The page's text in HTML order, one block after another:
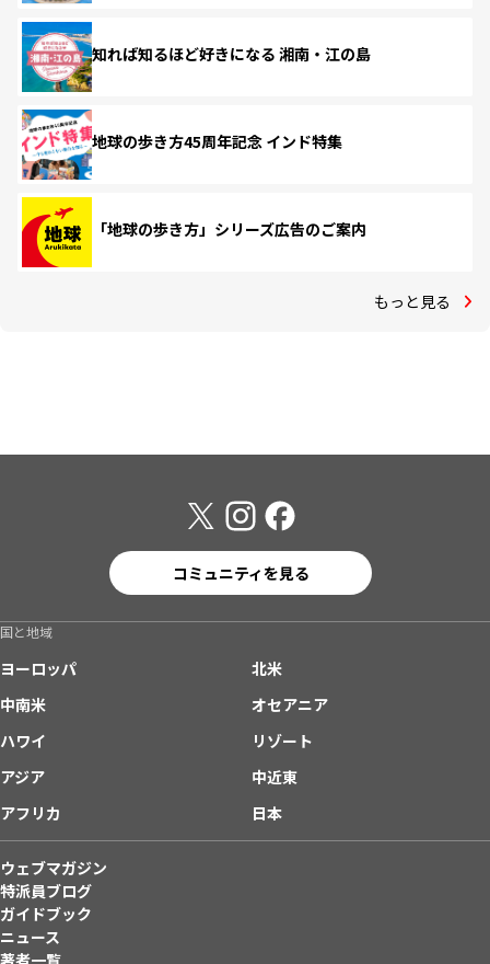
知れば知るほど好きになる 湘南・江の島
地球の歩き方45周年記念 インド特集
「地球の歩き方」シリーズ広告のご案内
もっと見る
コミュニティを見る
国と地域
ヨーロッパ
北米
中南米
オセアニア
ハワイ
リゾート
アジア
中近東
アフリカ
日本
ウェブマガジン
特派員ブログ
ガイドブック
ニュース
著者一覧